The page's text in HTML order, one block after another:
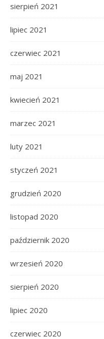
sierpień 2021
lipiec 2021
czerwiec 2021
maj 2021
kwiecień 2021
marzec 2021
luty 2021
styczeń 2021
grudzień 2020
listopad 2020
październik 2020
wrzesień 2020
sierpień 2020
lipiec 2020
czerwiec 2020